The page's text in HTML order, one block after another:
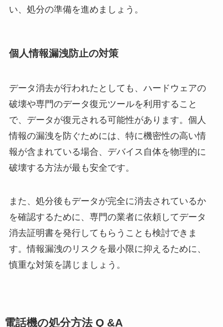
い、処分の準備を進めましょう。
個人情報漏洩防止の対策
データ消去が行われたとしても、ハードウェアの
破壊や専門のデータ復元ツールを利用すること
で、データが復元される可能性があります。個人
情報の漏洩を防ぐためには、特に機密性の高い情
報が含まれている場合、デバイス自体を物理的に
破壊する方法が最も安全です。
また、処分後もデータが完全に消去されているか
を確認するために、専門の業者に依頼してデータ
消去証明書を発行してもらうことも検討できま
す。情報漏洩のリスクを最小限に抑えるために、
慎重な対策を講じましょう。
電話機の処分方法 Q &A